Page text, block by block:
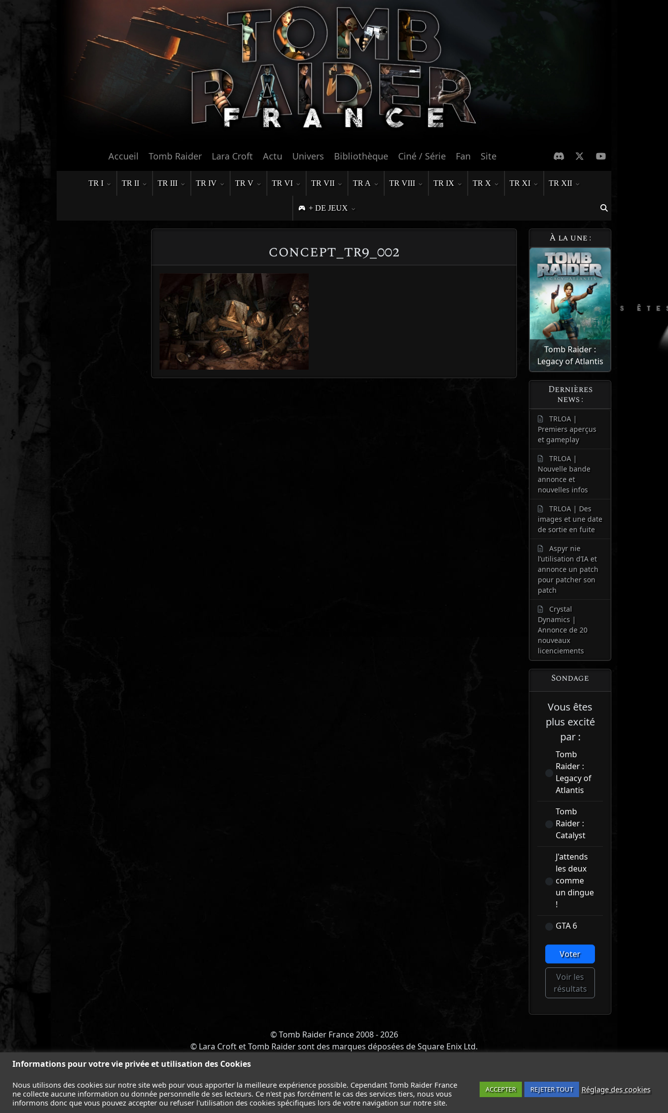
Accueil Tomb Raider Lara Croft Actu Univers Bibliothèque Ciné / Série Fan Site
TR I TR II TR III TR IV TR V TR VI TR VII TR A TR VIII TR IX TR X TR XI TR XII
+ DE JEUX
concept_tr9_002
À la une :
Tomb Raider :
Legacy of Atlantis
Dernières
news :
TRLOA |
Premiers aperçus
et gameplay
TRLOA |
Nouvelle bande
annonce et
nouvelles infos
TRLOA | Des
images et une date
de sortie en fuite
Aspyr nie
l’utilisation d’IA et
annonce un patch
pour patcher son
patch
Crystal
Dynamics |
Annonce de 20
nouveaux
licenciements
Sondage
Vous êtes
plus excité
par :
Tomb
Raider :
Legacy of
Atlantis
Tomb
Raider :
Catalyst
J'attends
les deux
comme
un dingue
!
GTA 6
Voter
Voir les
résultats
Informations pour votre vie privée et utilisation des Cookies
Nous utilisons des cookies sur notre site web pour vous apporter la meilleure expérience possible. Cependant Tomb Raider France
ne collecte aucune information ou donnée personnelle de ses lecteurs. Ce n'est pas forcément le cas des services tiers, nous vous
informons donc que vous pouvez accepter ou refuser l'utilisation des cookies spécifiques lors de votre navigation sur notre site.
ACCEPTER REJETER TOUT Réglage des cookies
© Tomb Raider France 2008 - 2026
© Lara Croft et Tomb Raider sont des marques déposées de Square Enix Ltd.
ACCUEIL
TOMB RAIDER - LEGACY OF ATLANTIS